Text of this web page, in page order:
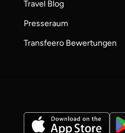
Travel Blog
Presseraum
Transfeero Bewertungen